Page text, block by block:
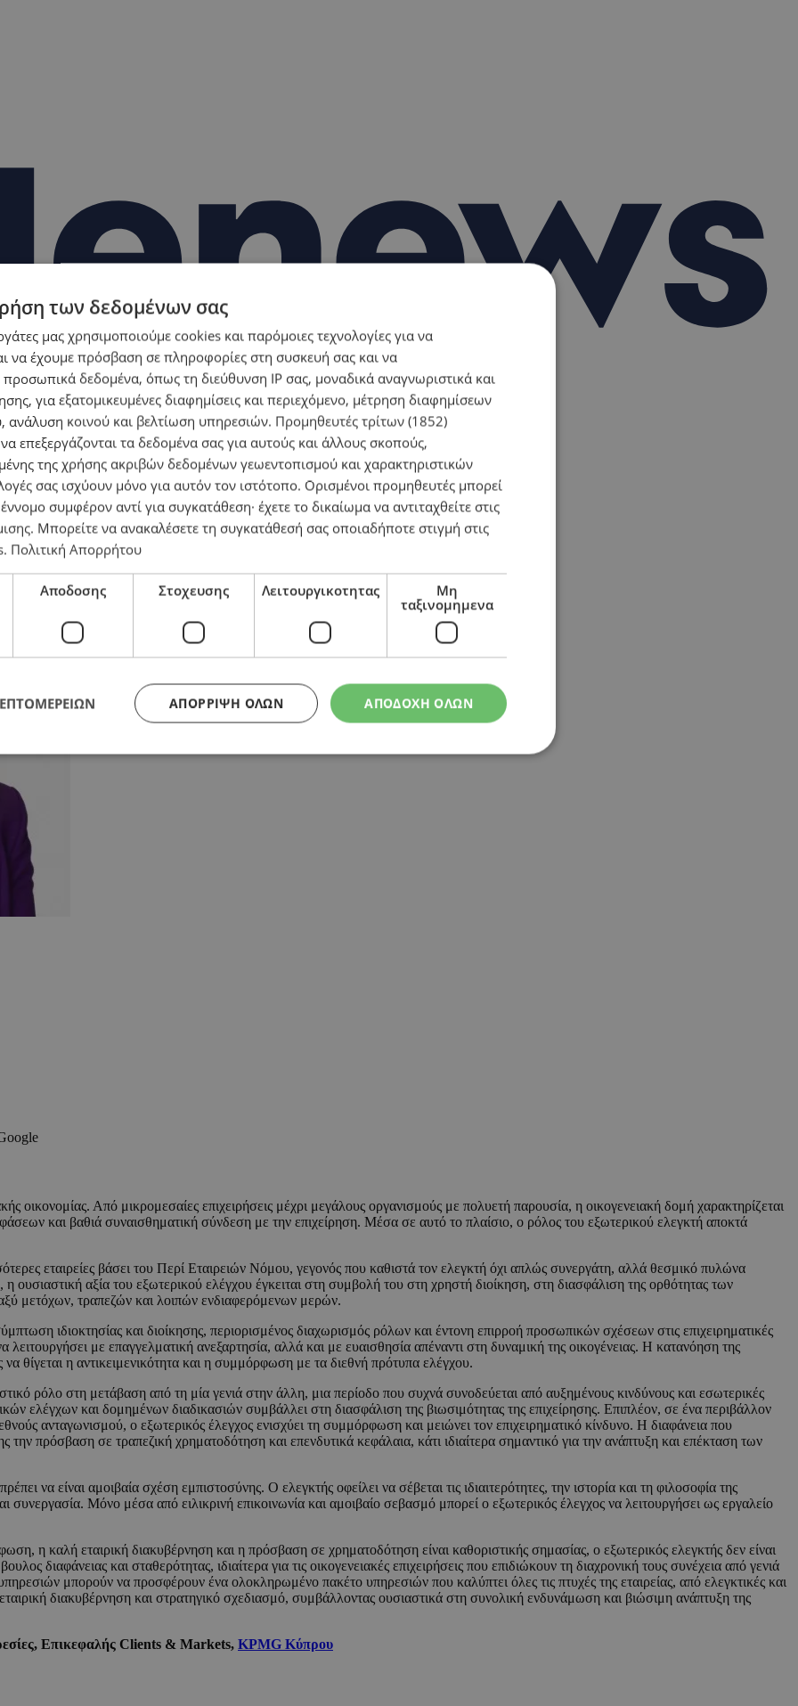
επιχειρήσεις
οικονομίας. Από μικρομεσαίες επιχειρήσεις μέχρι μεγάλους οργανισμούς με πολυετή παρουσία, η οικογενειακή δομή χαρακτηρίζεται
και βαθιά συναισθηματική σύνδεση με την επιχείρηση. Μέσα σε αυτό το πλαίσιο, ο ρόλος του εξωτερικού ελεγκτή αποκτά
εταιρείες βάσει του Περί Εταιρειών Νόμου, γεγονός που καθιστά τον ελεγκτή όχι απλώς συνεργάτη, αλλά θεσμικό πυλώνα
ουσιαστική αξία του εξωτερικού ελέγχου έγκειται στη συμβολή του στη χρηστή διοίκηση, στη διασφάλιση της ορθότητας των
μετόχων, τραπεζών και λοιπών ενδιαφερόμενων μερών.
ιδιοκτησίας και διοίκησης, περιορισμένος διαχωρισμός ρόλων και έντονη επιρροή προσωπικών σχέσεων στις επιχειρηματικές
λειτουργήσει με επαγγελματική ανεξαρτησία, αλλά και με ευαισθησία απέναντι στη δυναμική της οικογένειας. Η κατανόηση της
θίγεται η αντικειμενικότητα και η συμμόρφωση με τα διεθνή πρότυπα ελέγχου.
ρόλο στη μετάβαση από τη μία γενιά στην άλλη, μια περίοδο που συχνά συνοδεύεται από αυξημένους κινδύνους και εσωτερικές
ελέγχων και δομημένων διαδικασιών συμβάλλει στη διασφάλιση της βιωσιμότητας της επιχείρησης. Επιπλέον, σε ένα περιβάλλον
ανταγωνισμού, ο εξωτερικός έλεγχος ενισχύει τη συμμόρφωση και μειώνει τον επιχειρηματικό κίνδυνο. Η διαφάνεια που
την πρόσβαση σε τραπεζική χρηματοδότηση και επενδυτικά κεφάλαια, κάτι ιδιαίτερα σημαντικό για την ανάπτυξη και επέκταση των
να είναι αμοιβαία σχέση εμπιστοσύνης. Ο ελεγκτής οφείλει να σέβεται τις ιδιαιτερότητες, την ιστορία και τη φιλοσοφία της
συνεργασία. Μόνο μέσα από ειλικρινή επικοινωνία και αμοιβαίο σεβασμό μπορεί ο εξωτερικός έλεγχος να λειτουργήσει ως εργαλείο
η καλή εταιρική διακυβέρνηση και η πρόσβαση σε χρηματοδότηση είναι καθοριστικής σημασίας, ο εξωτερικός ελεγκτής δεν είναι
διαφάνειας και σταθερότητας, ιδιαίτερα για τις οικογενειακές επιχειρήσεις που επιδιώκουν τη διαχρονική τους συνέχεια από γενιά
μπορούν να προσφέρουν ένα ολοκληρωμένο πακέτο υπηρεσιών που καλύπτει όλες τις πτυχές της εταιρείας, από ελεγκτικές και
διακυβέρνηση και στρατηγικό σχεδιασμό, συμβάλλοντας ουσιαστικά στη συνολική ενδυνάμωση και βιώσιμη ανάπτυξη της
Επικεφαλής Clients & Markets, KPMG Κύπρου
των δεδομένων σας
μας χρησιμοποιούμε cookies και παρόμοιες τεχνολογίες για να
να έχουμε πρόσβαση σε πληροφορίες στη συσκευή σας και να
προσωπικά δεδομένα, όπως τη διεύθυνση IP σας, μοναδικά αναγνωριστικά και
για εξατομικευμένες διαφημίσεις και περιεχόμενο, μέτρηση διαφημίσεων
ανάλυση κοινού και βελτίωση υπηρεσιών. Προμηθευτές τρίτων (1852)
να επεξεργάζονται τα δεδομένα σας για αυτούς και άλλους σκοπούς,
της χρήσης ακριβών δεδομένων γεωεντοπισμού και χαρακτηριστικών
σας ισχύουν μόνο για αυτόν τον ιστότοπο. Ορισμένοι προμηθευτές μπορεί
συμφέρον αντί για συγκατάθεση· έχετε το δικαίωμα να αντιταχθείτε στις
. Μπορείτε να ανακαλέσετε τη συγκατάθεσή σας οποιαδήποτε στιγμή στις
. Πολιτική Απορρήτου
Αποδοσης Στοχευσης Λειτουργικοτητας
Μη
ταξινομημενα
ΑΠΟΔΟΧΗ ΟΛΩΝ
ΑΠΌΡΡΙΨΗ ΌΛΩΝ